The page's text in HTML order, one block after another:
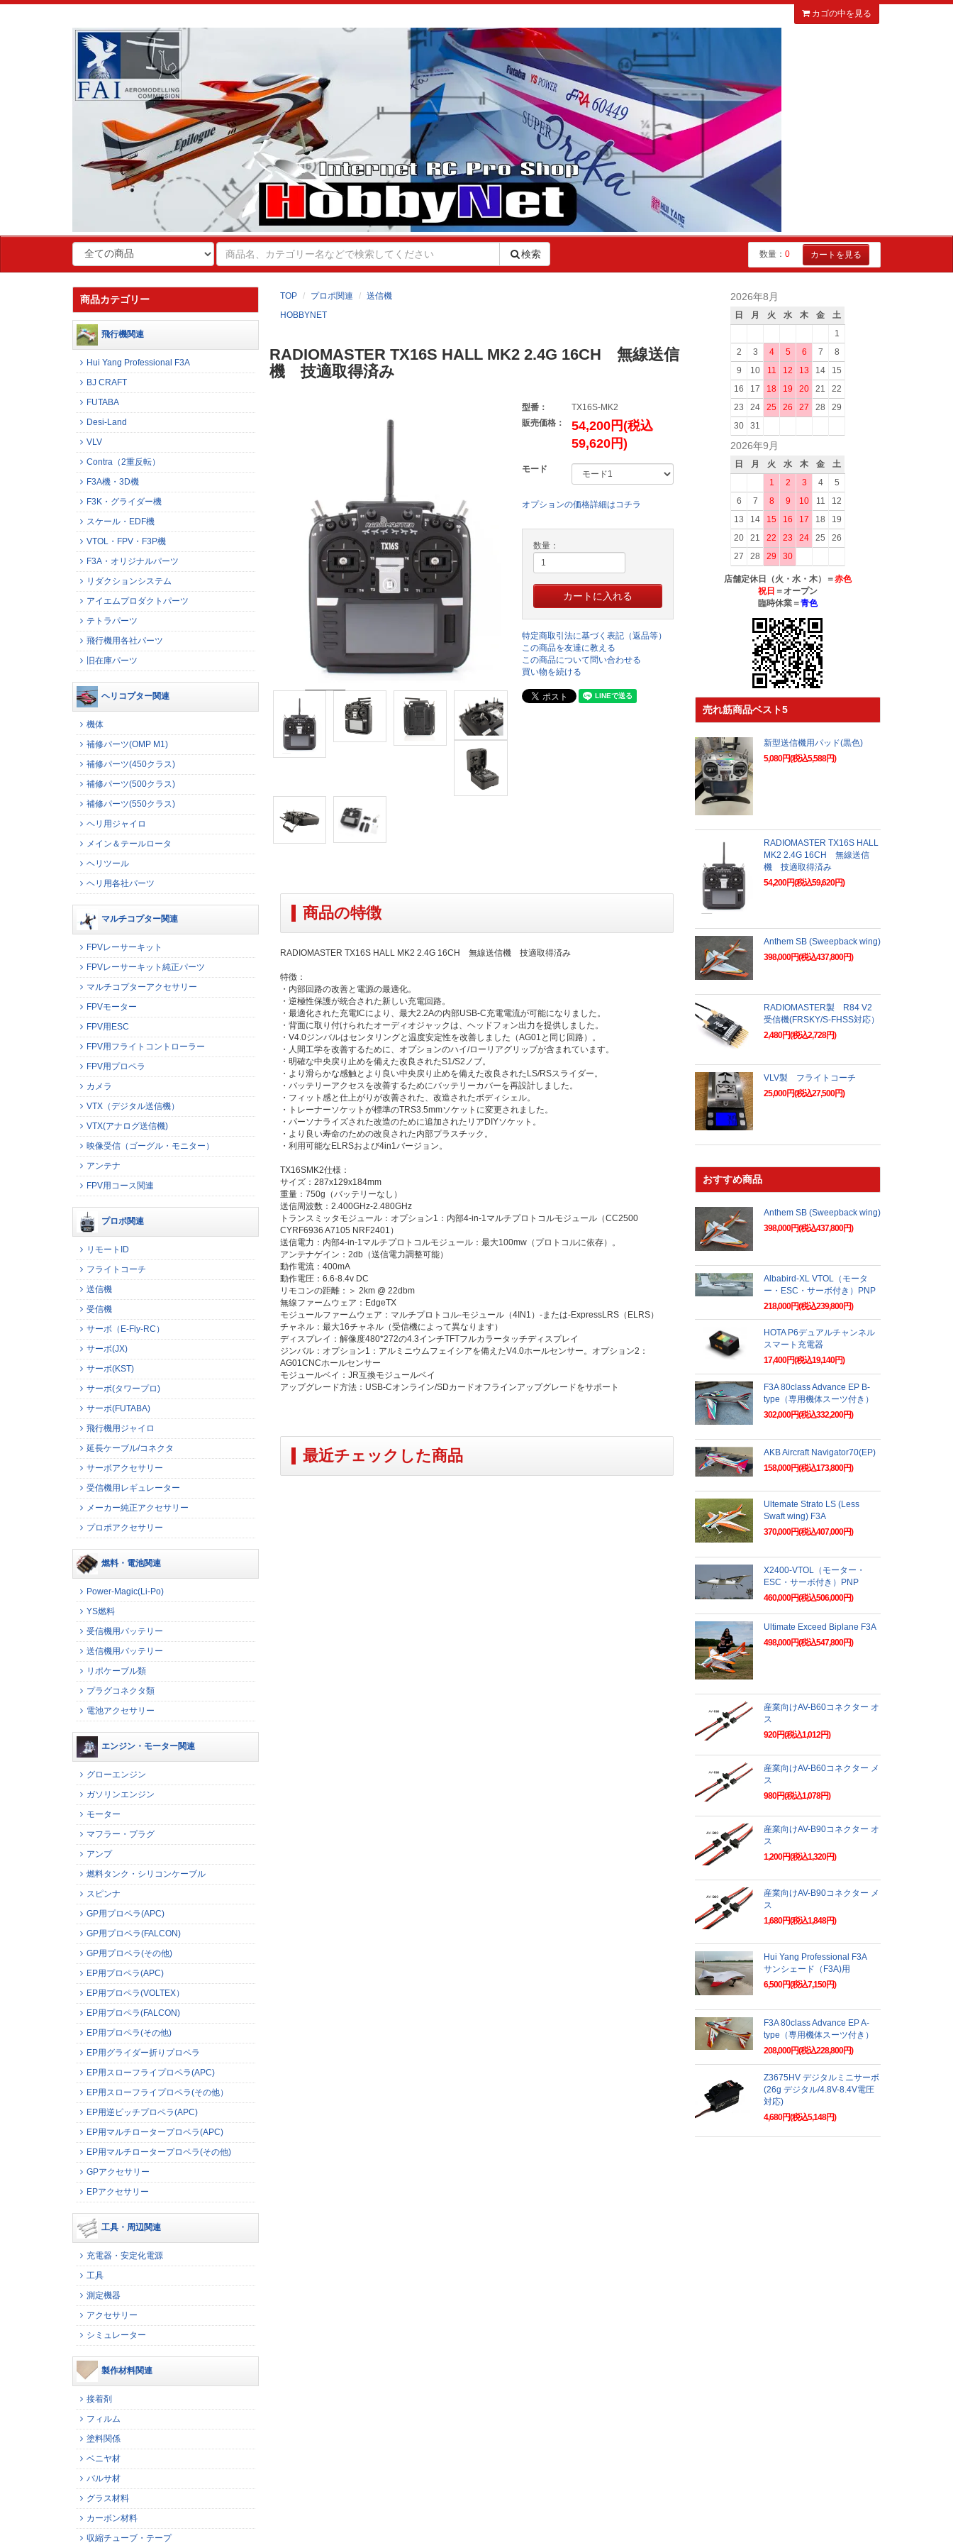
カゴの中を見る
検索 数量： 0 カートを見る
TOP プロポ関連
送信機
HOBBYNET
RADIOMASTER TX16S HALL MK2 2.4G 16CH 無線送信
機 技適取得済み
型番：
TX16S-MK2
販売価格：
54,200円(税込
59,620円)
モード
オプションの価格詳細はコチラ
数量：
特定商取引法に基づく表記（返品等）
この商品を友達に教える
この商品について問い合わせる
買い物を続ける
商品の特徴
RADIOMASTER TX16S HALL MK2 2.4G 16CH 無線送信機 技適取得済み
特徴：
・内部回路の改善と電源の最適化。
・逆極性保護が統合された新しい充電回路。
・最適化された充電ICにより、最大2.2Aの内部USB-C充電電流が可能になりました。
・背面に取り付けられたオーディオジャックは、ヘッドフォン出力を提供しました。
・V4.0ジンバルはセンタリングと温度安定性を改善しました（AG01と同じ回路）。
・人間工学を改善するために、オプションのハイ/ローリアグリップが含まれています。
・明確な中央戻り止めを備えた改良されたS1/S2ノブ。
・より滑らかな感触とより良い中央戻り止めを備えた改良されたLS/RSスライダー。
・バッテリーアクセスを改善するためにバッテリーカバーを再設計しました。
・フィット感と仕上がりが改善された、改造されたボディシェル。
・トレーナーソケットが標準のTRS3.5mmソケットに変更されました。
・パーソナライズされた改造のために追加されたリアDIYソケット。
・より良い寿命のための改良された内部プラスチック。
・利用可能なELRSおよび4in1バージョン。
TX16SMK2仕様：
サイズ：287x129x184mm
重量：750g（バッテリーなし）
送信周波数：2.400GHz-2.480GHz
トランスミッタモジュール：オプション1：内部4-in-1マルチプロトコルモジュール（CC2500
CYRF6936 A7105 NRF2401）
送信電力：内部4-in-1マルチプロトコルモジュール：最大100mw（プロトコルに依存）。
アンテナゲイン：2db（送信電力調整可能）
動作電流：400mA
動作電圧：6.6-8.4v DC
リモコンの距離：＞ 2km @ 22dbm
無線ファームウェア：EdgeTX
モジュールファームウェア：マルチプロトコル-モジュール（4IN1）-または-ExpressLRS（ELRS）
チャネル：最大16チャネル（受信機によって異なります）
ディスプレイ：解像度480*272の4.3インチTFTフルカラータッチディスプレイ
ジンバル：オプション1：アルミニウムフェイシアを備えたV4.0ホールセンサー。オプション2：
AG01CNCホールセンサー
モジュールベイ：JR互換モジュールベイ
アップグレード方法：USB-Cオンライン/SDカードオフラインアップグレードをサポート
最近チェックした商品
商品カテゴリー
飛行機関連
Hui Yang Professional F3A
BJ CRAFT
FUTABA
Desi-Land
VLV
Contra（2重反転）
F3A機・3D機
F3K・グライダー機
スケール・EDF機
VTOL・FPV・F3P機
F3A・オリジナルパーツ
リダクションシステム
アイエムプロダクトパーツ
テトラパーツ
飛行機用各社パーツ
旧在庫パーツ
ヘリコプター関連
機体
補修パーツ(OMP M1)
補修パーツ(450クラス)
補修パーツ(500クラス)
補修パーツ(550クラス)
ヘリ用ジャイロ
メイン＆テールロータ
ヘリツール
ヘリ用各社パーツ
マルチコプター関連
FPVレーサーキット
FPVレーサーキット純正パーツ
マルチコプターアクセサリー
FPVモーター
FPV用ESC
FPV用フライトコントローラー
FPV用プロペラ
カメラ
VTX（デジタル送信機）
VTX(アナログ送信機)
映像受信（ゴーグル・モニター）
アンテナ
FPV用コース関連
プロポ関連
リモートID
フライトコーチ
送信機
受信機
サーボ（E-Fly-RC）
サーボ(JX)
サーボ(KST)
サーボ(タワープロ)
サーボ(FUTABA)
飛行機用ジャイロ
延長ケーブル/コネクタ
サーボアクセサリー
受信機用レギュレーター
メーカー純正アクセサリー
プロポアクセサリー
燃料・電池関連
Power-Magic(Li-Po)
YS燃料
受信機用バッテリー
送信機用バッテリー
リポケーブル類
プラグコネクタ類
電池アクセサリー
エンジン・モーター関連
グローエンジン
ガソリンエンジン
モーター
マフラー・プラグ
アンプ
燃料タンク・シリコンケーブル
スピンナ
GP用プロペラ(APC)
GP用プロペラ(FALCON)
GP用プロペラ(その他)
EP用プロペラ(APC)
EP用プロペラ(VOLTEX）
EP用プロペラ(FALCON)
EP用プロペラ(その他)
EP用グライダー折りプロペラ
EP用スローフライプロペラ(APC)
EP用スローフライプロペラ(その他）
EP用逆ピッチプロペラ(APC)
EP用マルチロータープロペラ(APC)
EP用マルチロータープロペラ(その他)
GPアクセサリー
EPアクセサリー
工具・周辺関連
充電器・安定化電源
工具
測定機器
アクセサリー
シミュレーター
製作材料関連
接着剤
フィルム
塗料関係
ベニヤ材
バルサ材
グラス材料
カーボン材料
収縮チューブ・テープ
2026年8月
日 月 火 水 木 金
土
1
2
3 4 5 6 7
8
9
10 11 12 13 14
15
16
17 18 19 20 21
22
23
24 25 26 27 28
29
30
31
2026年9月
日 月 火 水 木 金
土
1
2 3 4
5
6
7 8 9 10 11
12
13
14 15 16 17 18
19
20
21 22 23 24 25
26
27
28 29 30
店舗定休日（火・水・木）＝赤色
祝日 ＝オープン
臨時休業＝青色
売れ筋商品ベスト5
新型送信機用パッド(黒色)
5,080円(税込5,588円)
RADIOMASTER TX16S HALL
MK2 2.4G 16CH 無線送信
機 技適取得済み
54,200円(税込59,620円)
Anthem SB (Sweepback wing)
398,000円(税込437,800円)
RADIOMASTER製 R84 V2
受信機(FRSKY/S-FHSS対応）
2,480円(税込2,728円)
VLV製 フライトコーチ
25,000円(税込27,500円)
おすすめ商品
Anthem SB (Sweepback wing)
398,000円(税込437,800円)
Albabird-XL VTOL（モータ
ー・ESC・サーボ付き）PNP
218,000円(税込239,800円)
HOTA P6デュアルチャンネル
スマート充電器
17,400円(税込19,140円)
F3A 80class Advance EP B-
type（専用機体スーツ付き）
302,000円(税込332,200円)
AKB Aircraft Navigator70(EP)
158,000円(税込173,800円)
Ultemate Strato LS (Less
Swaft wing) F3A
370,000円(税込407,000円)
X2400-VTOL（モーター・
ESC・サーボ付き）PNP
460,000円(税込506,000円)
Ultimate Exceed Biplane F3A
498,000円(税込547,800円)
産業向けAV-B60コネクター オ
ス
920円(税込1,012円)
産業向けAV-B60コネクター メ
ス
980円(税込1,078円)
産業向けAV-B90コネクター オ
ス
1,200円(税込1,320円)
産業向けAV-B90コネクター メ
ス
1,680円(税込1,848円)
Hui Yang Professional F3A
サンシェード（F3A)用
6,500円(税込7,150円)
F3A 80class Advance EP A-
type（専用機体スーツ付き）
208,000円(税込228,800円)
Z3675HV デジタルミニサーボ
(26g デジタル/4.8V-8.4V電圧
対応)
4,680円(税込5,148円)